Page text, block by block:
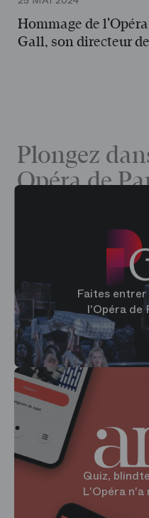
Hommage de
Gall, son directeur
Plongez
Opéra de
Faites
l'Opéra de
Quiz,
L'Opéra n'a